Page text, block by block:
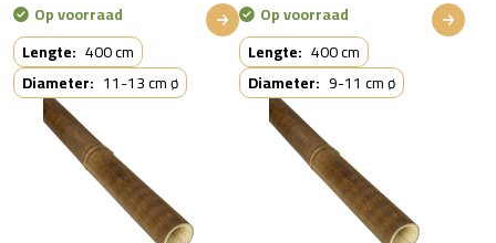
Op voorraad
Lengte: 400 cm
Diameter: 11-13 cm ø
Op voorraad
Lengte: 400 cm
Diameter: 9-11 cm ø